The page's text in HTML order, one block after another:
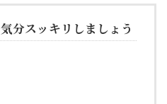
分スッキリしましょう